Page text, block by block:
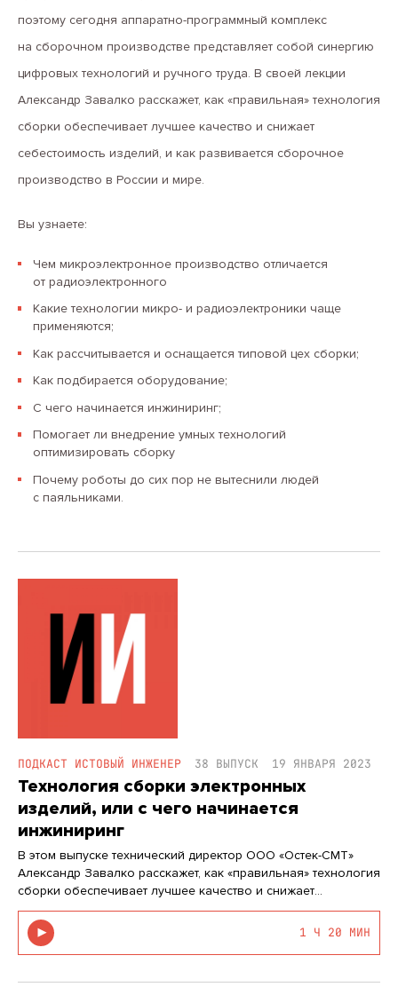
поэтому сегодня аппаратно-программный комплекс
на сборочном производстве представляет собой синергию
цифровых технологий и ручного труда. В своей лекции
Александр Завалко расскажет, как «правильная» технология
сборки обеспечивает лучшее качество и снижает
себестоимость изделий, и как развивается сборочное
производство в России и мире.
Вы узнаете:
Чем микроэлектронное производство отличается
от радиоэлектронного
Какие технологии микро- и радиоэлектроники чаще
применяются;
Как рассчитывается и оснащается типовой цех сборки;
Как подбирается оборудование;
С чего начинается инжиниринг;
Помогает ли внедрение умных технологий
оптимизировать сборку
Почему роботы до сих пор не вытеснили людей
с паяльниками.
ПОДКАСТ ИСТОВЫЙ ИНЖЕНЕР 38 ВЫПУСК 19 ЯНВАРЯ 2023
Технология сборки электронных
изделий, или с чего начинается
инжиниринг
В этом выпуске технический директор ООО «Остек-СМТ»
Александр Завалко расскажет, как «правильная» технология
сборки обеспечивает лучшее качество и снижает
себестоимость изделий. Также поговорим о том, как
развивается сборочное производство в России и мире,
и исчезает ли человечес…
1 Ч 20 МИН